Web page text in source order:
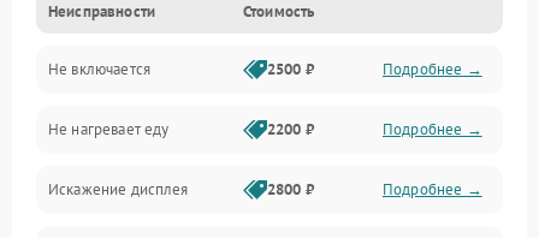
Дверца и корпус
Механика и внутренние элементы
Механические повреждения
Питание и запуск
Неисправности Стоимость
Не включается 2500 ₽ Подробнее →
Не нагревает еду 2200 ₽ Подробнее →
Искажение дисплея 2800 ₽ Подробнее →